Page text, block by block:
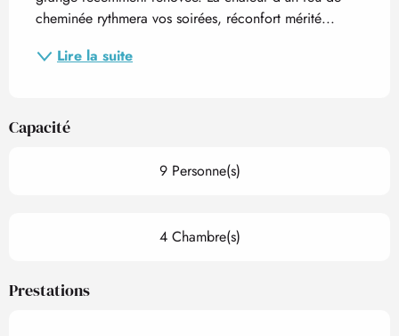
cheminée rythmera vos soirées, réconfort mérité...
Lire la suite
Capacité
9 Personne(s)
4 Chambre(s)
Prestations